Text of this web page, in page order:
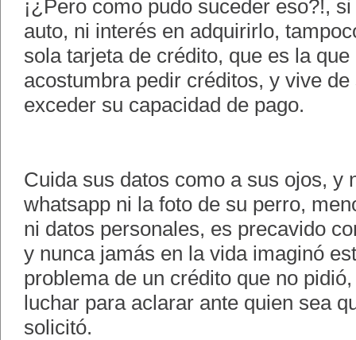
¡¿Pero como pudo suceder eso?!,
auto, ni interés en adquirirlo,
sola tarjeta de crédito, que es la
acostumbra pedir créditos, y vive
exceder su capacidad de pago.
Cuida sus datos como a sus ojos, y
whatsapp ni la foto de su perro,
ni datos personales, es precavido
y nunca jamás en la vida imaginó
problema de un crédito que no
luchar para aclarar ante quien sea
solicitó.